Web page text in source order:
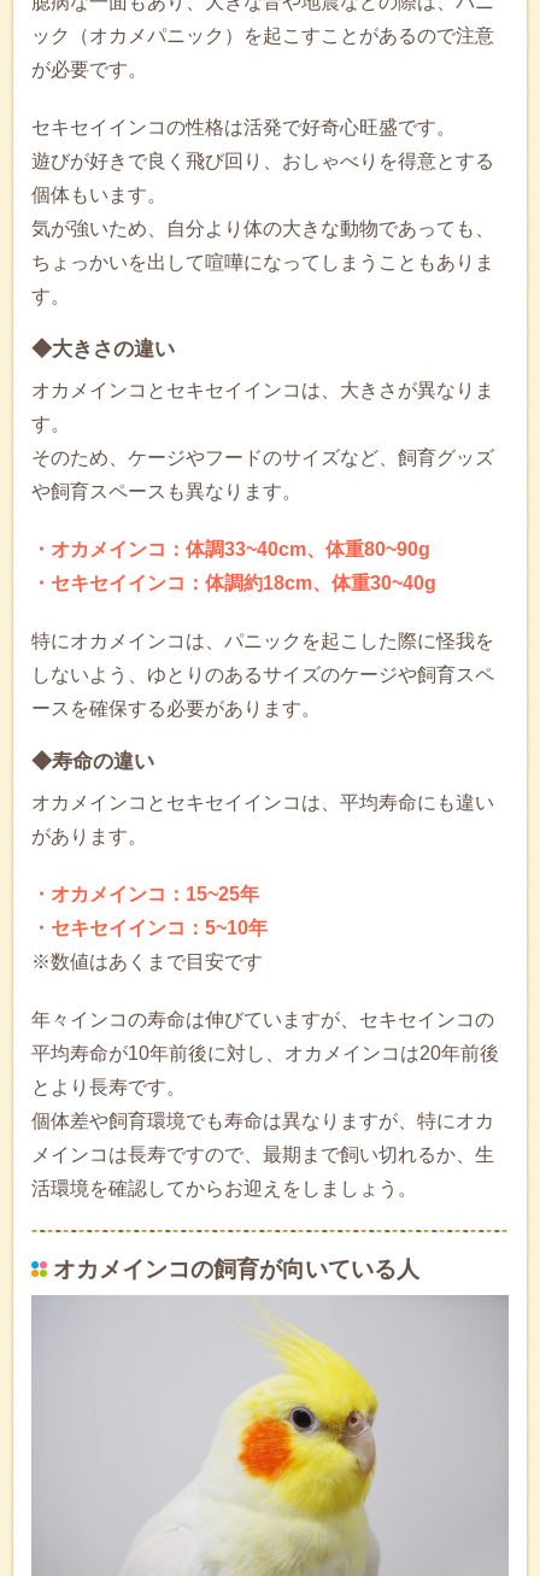
ック（オカメパニック）を起こすことがあるので注意
が必要です。
セキセイインコの性格は活発で好奇心旺盛です。
遊びが好きで良く飛び回り、おしゃべりを得意とする
個体もいます。
気が強いため、自分より体の大きな動物であっても、
ちょっかいを出して喧嘩になってしまうこともありま
す。
◆大きさの違い
オカメインコとセキセイインコは、大きさが異なりま
す。
そのため、ケージやフードのサイズなど、飼育グッズ
や飼育スペースも異なります。
・オカメインコ：体調33~40cm、体重80~90g
・セキセイインコ：体調約18cm、体重30~40g
特にオカメインコは、パニックを起こした際に怪我を
しないよう、ゆとりのあるサイズのケージや飼育スペ
ースを確保する必要があります。
◆寿命の違い
オカメインコとセキセイインコは、平均寿命にも違い
があります。
・オカメインコ：15~25年
・セキセイインコ：5~10年
※数値はあくまで目安です
年々インコの寿命は伸びていますが、セキセインコの
平均寿命が10年前後に対し、オカメインコは20年前後
とより長寿です。
個体差や飼育環境でも寿命は異なりますが、特にオカ
メインコは長寿ですので、最期まで飼い切れるか、生
活環境を確認してからお迎えをしましょう。
オカメインコの飼育が向いている人